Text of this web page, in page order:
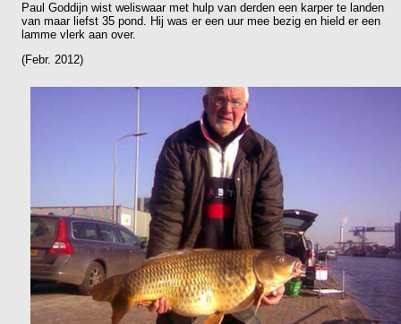
Paul Goddijn wist weliswaar met hulp van derden een karper te landen
van maar liefst 35 pond. Hij was er een uur mee bezig en hield er een
lamme vlerk aan over.
(Febr. 2012)